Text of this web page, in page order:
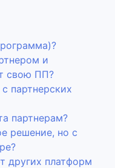
и
свою ПП?
партнерских
партнерам?
решение, но с
других платформ